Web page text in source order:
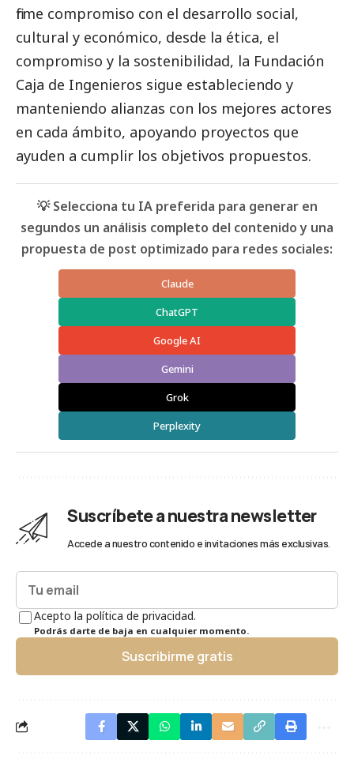
firme compromiso con el desarrollo social,
cultural y económico, desde la ética, el
compromiso y la sostenibilidad, la Fundación
Caja de Ingenieros sigue estableciendo y
manteniendo alianzas con los mejores actores
en cada ámbito, apoyando proyectos que
ayuden a cumplir los objetivos propuestos.
💡 Selecciona tu IA preferida para generar en
segundos un análisis completo del contenido y una
propuesta de post optimizado para redes sociales:
Claude
ChatGPT
Google AI
Gemini
Grok
Perplexity
Suscríbete a nuestra newsletter
Accede a nuestro contenido e invitaciones más exclusivas.
Acepto la política de privacidad.
Podrás darte de baja en cualquier momento.
Suscribirme gratis